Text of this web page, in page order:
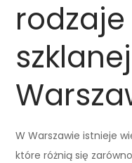
W Warszawie istnieje
które różnią się